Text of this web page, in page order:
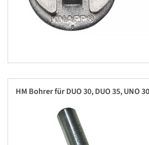
HM Bohrer für DUO 30, DUO 35, UNO